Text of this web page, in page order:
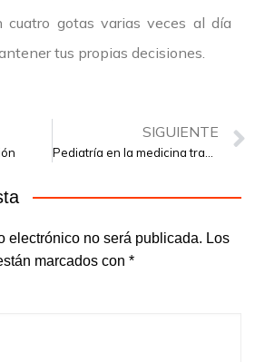
cuatro gotas varias veces al día
tus propias decisiones.
SIGUIENTE
electrónico no será publicada. Los
marcados con *